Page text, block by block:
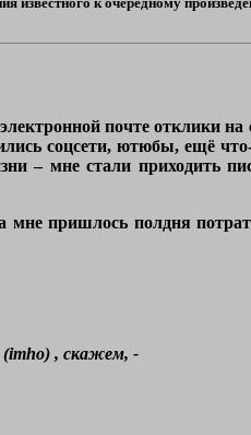
почте отклики на
соцсети, ютюбы, ещё
– мне стали приходить
пришлось полдня
(imho) , скажем, -